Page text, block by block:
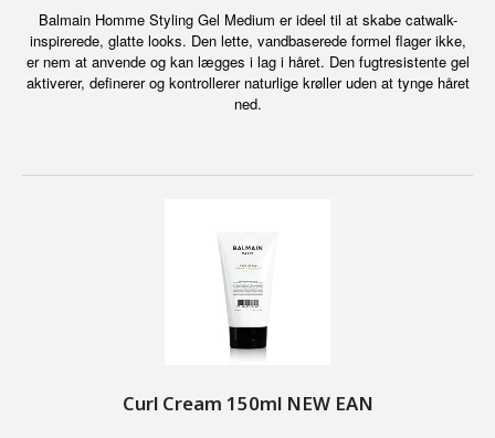
Balmain Homme Styling Gel Medium er ideel til at skabe catwalk-
inspirerede, glatte looks. Den lette, vandbaserede formel flager ikke,
er nem at anvende og kan lægges i lag i håret. Den fugtresistente gel
aktiverer, definerer og kontrollerer naturlige krøller uden at tynge håret
ned.
Curl Cream 150ml NEW EAN